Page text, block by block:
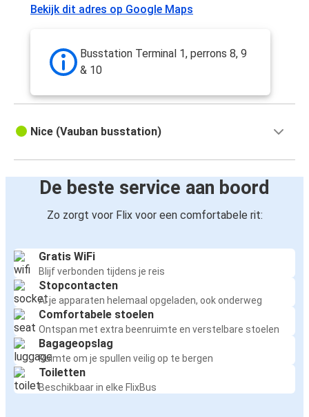
Bekijk dit adres op Google Maps
Busstation Terminal 1, perrons 8, 9
& 10
Nice (Vauban busstation)
De beste service aan boord
Zo zorgt voor Flix voor een comfortabele rit:
Gratis WiFi
Blijf verbonden tijdens je reis
Stopcontacten
Al je apparaten helemaal opgeladen, ook onderweg
Comfortabele stoelen
Ontspan met extra beenruimte en verstelbare stoelen
Bagageopslag
Ruimte om je spullen veilig op te bergen
Toiletten
Beschikbaar in elke FlixBus